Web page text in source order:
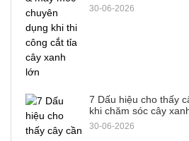
30-06-2026
7 Dấu hiệu cho thấy
khi chăm sóc cây
30-06-2026